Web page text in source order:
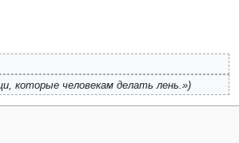
которые человекам делать лень.»